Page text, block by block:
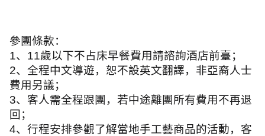
參團條款：
1、 11歲以下不占床早餐費用請諮詢酒店前臺；
2、全程中文導遊，恕不設英文翻譯，非亞裔人士
費用另議；
3、客人需全程跟團，若中途離團所有費用不再退
回；
4、行程安排參觀了解當地手工藝商品的活動，客